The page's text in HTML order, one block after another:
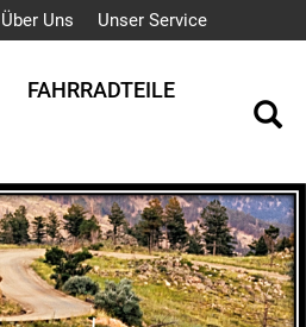
Über Uns Unser Service
FAHRRADTEILE